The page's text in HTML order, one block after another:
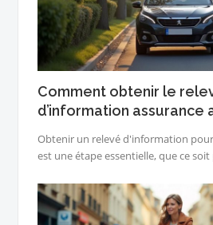
Comment obtenir le
d’information assurance
Obtenir un relevé d'information
est une étape essentielle, que ce